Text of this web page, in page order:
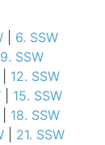
6. SSW
9. SSW
12. SSW
15. SSW
18. SSW
21. SSW